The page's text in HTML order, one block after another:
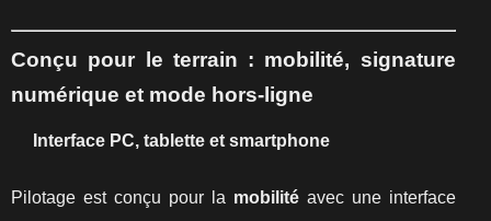
Conçu pour le terrain : mobilité, signature
numérique et mode hors-ligne
Interface PC, tablette et smartphone
Pilotage est conçu pour la mobilitéavec une interface